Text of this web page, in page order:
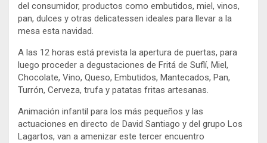
del consumidor, productos como embutidos, miel, vinos,
pan, dulces y otras delicatessen ideales para llevar a la
mesa esta navidad.
A las 12 horas está prevista la apertura de puertas, para
luego proceder a degustaciones de Fritá de Suflí, Miel,
Chocolate, Vino, Queso, Embutidos, Mantecados, Pan,
Turrón, Cerveza, trufa y patatas fritas artesanas.
Animación infantil para los más pequeños y las
actuaciones en directo de David Santiago y del grupo Los
Lagartos, van a amenizar este tercer encuentro